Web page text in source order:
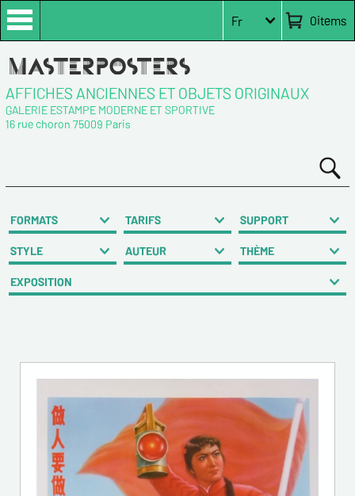
0items
Fr
AFFICHES ANCIENNES ET OBJETS ORIGINAUX
GALERIE ESTAMPE MODERNE ET SPORTIVE
16 rue choron 75009 Paris
FORMATS TARIFS SUPPORT
STYLE AUTEUR THÈME
EXPOSITION